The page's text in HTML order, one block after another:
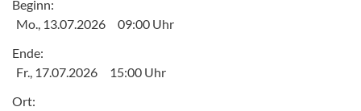
Beginn:
Mo., 13.07.2026
09:00 Uhr
Ende:
Fr., 17.07.2026
15:00 Uhr
Ort: